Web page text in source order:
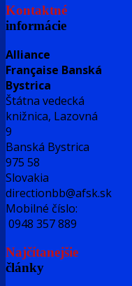
Kontaktné
informácie
Alliance
Française Banská
Bystrica
Štátna vedecká
knižnica, Lazovná
9
Banská Bystrica
975 58
Slovakia
directionbb@afsk.sk
Mobilné číslo:
0948 357 889
Najčítanejšie
články